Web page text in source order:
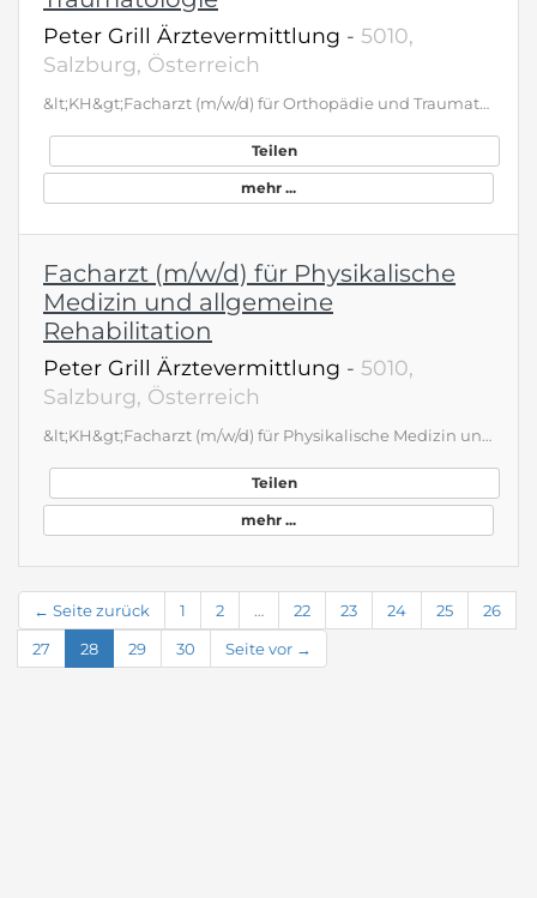
Peter Grill Ärztevermittlung - 5010,
Salzburg, Österreich
&lt;KH&gt;Facharzt (m/w/d) für Orthopädie und Traumatologiegerne auch Jungärzte oder Erfahrene &lt;ANGEBOT&gt; Echte Konzentration auf Mensch und Medizin – Prozesse sind für Ärzte optimiert, d.h. mehr als 90% der Dokumentation wird von Assistenten vorbereitet. SPORTMED – TOP REHA – ECHTE BALANCE Geboten wird: Öffentlich, trotzdem kurze Entscheidungswege und familiäre Atmosphäre Ausgezeichnete Fort- und Weiterbildungsmöglichkeiten Bei Interesse Teilnahme an wissenschaftlichen Studien möglich Planbare Arbeitszeiten, 37h Vollzeit / 4-Tage möglich; nur wochentags Tagdienst Urlaube frei einteilbar Privatwahlarztordination inkl. EDV, Raum, Terminmanagement, Nutzung der Geräteinfrastruktur, Abrechnung im / vom Haus möglich Attraktives Gesamtpaket – unbefristete Vollzeitanstellung PLUS Wahlfacharztpraxis (z.B. 2 Nachmittage à 4 Patienten je Woche) im Haus – Gesamtjahresbrutto möglich: 160.000 – 170.000 Euro, Teilzeit möglich Fitness, Mitarbeiter-Benefits (vergünstigtes Bike etc.) teils für die ganze Familie inklusive Kinderbetreuungseinrichtungen und zahlreiche Schulen sind vor Ort Beteiligung Kosten für Vorstellungsgespräch bzw. Übersiedelung Gesucht wird eine engagierte und teamorientierte Persönlichkeit mit Interesse an der modernen Prävention- und Rehabilitationsmedizin. Zusätzliche Expertisen und Notarztdiplom sind willkommen. Sie schätzen eine Einrichtung, in der Spitzensport auf Spitzenmedizin, aber auch Wertschätzung auf Spaß trifft? Dann rufen Sie uns an!
Teilen
mehr ...
Facharzt (m/w/d) für Physikalische
Medizin und allgemeine
Rehabilitation
Peter Grill Ärztevermittlung - 5010,
Salzburg, Österreich
&lt;KH&gt;Facharzt (m/w/d) für Physikalische Medizin und allgemeine Rehabilitationgerne auch Jungärzte oder Erfahrene &lt;ANGEBOT&gt; Echte Konzentration auf Mensch und Medizin – Prozesse sind für Ärzte optimiert, d.h. mehr als 90% der Dokumentation wird von Assistenten vorbereitet. SPORTMED – TOP REHA – ECHTE BALANCE Geboten wird: Öffentlich, trotzdem kurze Entscheidungswege und familiäre Atmosphäre Ausgezeichnete Fort- und Weiterbildungsmöglichkeiten Bei Interesse Teilnahme an wissenschaftlichen Studien möglich Planbare Arbeitszeiten, 37h Vollzeit / 4-Tage möglich; nur wochentags Tagdienst Urlaube frei einteilbar Privatwahlarztordination inkl. EDV, Raum, Terminmanagement, Nutzung der Geräteinfrastruktur, Abrechnung im / vom Haus möglich Attraktives Gesamtpaket – unbefristete Vollzeitanstellung PLUS Wahlfacharztpraxis (z.B. 2 Nachmittage à 4 Patienten je Woche) im Haus – Gesamtjahresbrutto möglich: 160.000 – 170.000 Euro, Teilzeit möglich Fitness, Mitarbeiter-Benefits (vergünstigtes Bike etc.) teils für die ganze Familie inklusive Kinderbetreuungseinrichtungen und zahlreiche Schulen sind vor Ort Beteiligung Kosten für Vorstellungsgespräch bzw. Übersiedelung Gesucht wird eine engagierte und teamorientierte Persönlichkeit mit Interesse an der modernen Prävention- und Rehabilitationsmedizin. Zusätzliche Expertisen und Notarztdiplom sind willkommen. Sie schätzen eine Einrichtung, in der Spitzensport auf Spitzenmedizin, aber auch Wertschätzung auf Spaß trifft? Dann rufen Sie uns an!
Teilen
mehr ...
← Seite zurück 1 2 … 22 23 24 25
26
27
28 29 30 Seite vor →